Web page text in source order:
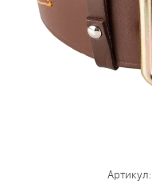
Артикул: